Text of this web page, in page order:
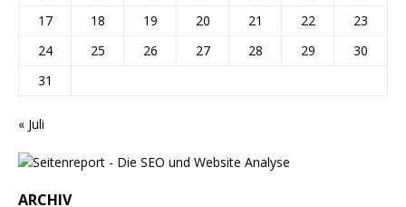
17
18 19 20 21 22
23
24
25 26 27 28 29
30
31
« Juli
ARCHIV